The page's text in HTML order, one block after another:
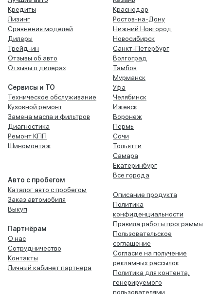
Кредиты
Лизинг
Сравнения моделей
Дилеры
Трейд-ин
Отзывы об авто
Отзывы о дилерах
Сервисы и ТО
Техническое обслуживание
Кузовной ремонт
Замена масла и фильтров
Диагностика
Ремонт КПП
Шиномонтаж
Авто с пробегом
Каталог авто с пробегом
Заказ автомобиля
Выкуп
Партнёрам
О нас
Сотрудничество
Контакты
Личный кабинет партнера
Краснодар
Ростов-на-Дону
Нижний Новгород
Новосибирск
Санкт-Петербург
Волгоград
Тамбов
Мурманск
Уфа
Челябинск
Ижевск
Воронеж
Пермь
Сочи
Тольятти
Самара
Екатеринбург
Все города
Описание продукта
Политика
конфиденциальности
Правила работы программы
Пользовательское
соглашение
Согласие на получение
рекламных рассылок
Политика для контента,
генерируемого
пользователями